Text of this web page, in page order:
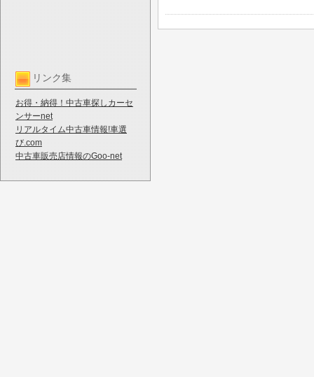
リンク集
お得・納得！中古車探しカーセ
ンサーnet
リアルタイム中古車情報!車選
び.com
中古車販売店情報のGoo-net